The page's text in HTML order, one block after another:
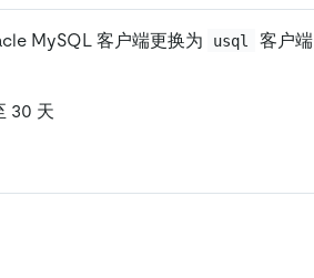
MySQL 客户端更换为 usql
客户端
30 天